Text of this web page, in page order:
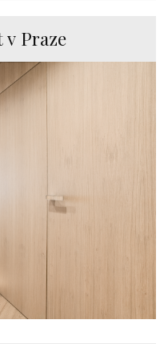
Praze